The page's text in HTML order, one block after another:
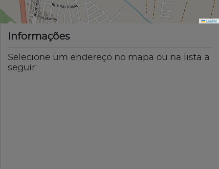
Leaflet
Informações
Selecione um endereço no mapa ou na lista a
seguir: